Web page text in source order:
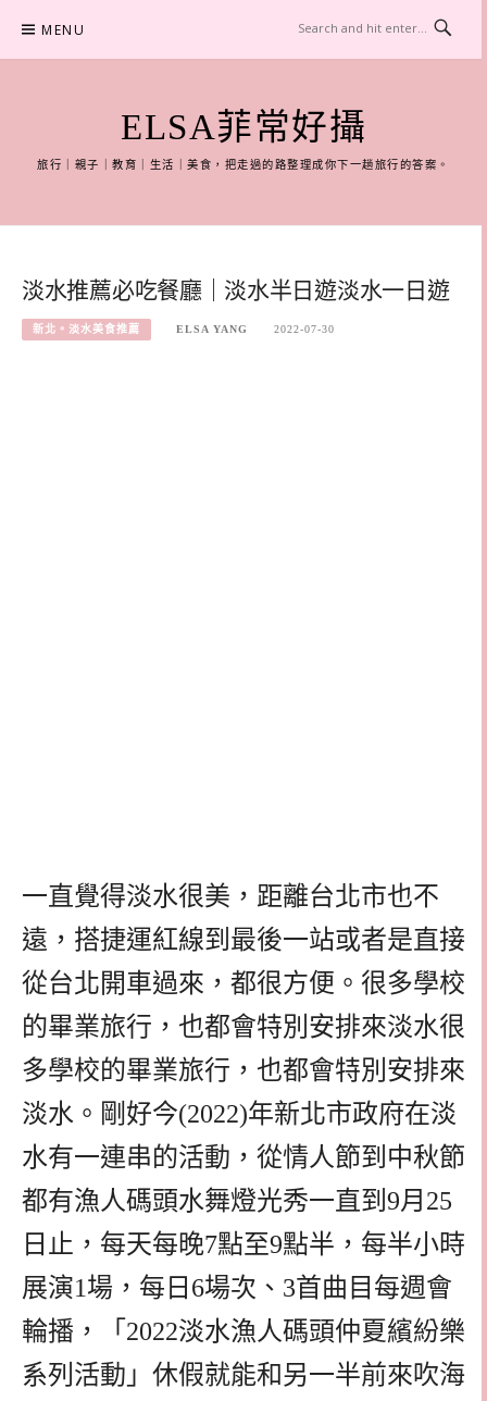
content
MENU
ELSA菲常好攝
旅行｜親子｜教育｜生活｜美食，把走過的路整理成你下一趟旅行的答案。
淡水推薦必吃餐廳｜淡水半日遊淡水一日遊
新北。淡水美食推薦 ELSA YANG 2022-07-30
一直覺得淡水很美，距離台北市也不
遠，搭捷運紅線到最後一站或者是直接
從台北開車過來，都很方便。很多學校
的畢業旅行，也都會特別安排來淡水很
多學校的畢業旅行，也都會特別安排來
淡水。剛好今(2022)年新北市政府在淡
水有一連串的活動，從情人節到中秋節
都有漁人碼頭水舞燈光秀一直到9月25
日止，每天每晚7點至9點半，每半小時
展演1場，每日6場次、3首曲目每週會
輪播，「2022淡水漁人碼頭仲夏繽紛樂
系列活動」休假就能和另一半前來吹海